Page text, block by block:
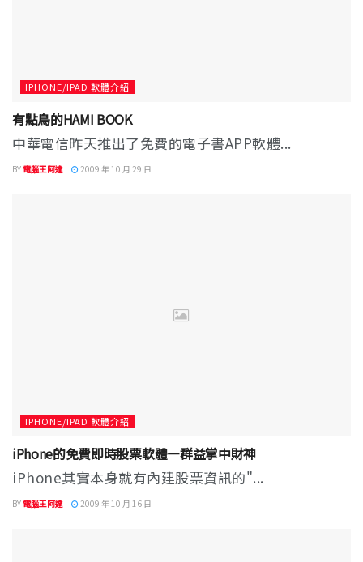
IPHONE/IPAD 軟體介紹
有點鳥的HAMI BOOK
中華電信昨天推出了免費的電子書APP軟體...
BY 電腦王阿達 2009 年 10 月 29 日
IPHONE/IPAD 軟體介紹
iPhone的免費即時股票軟體—群益掌中財神
iPhone其實本身就有內建股票資訊的"...
BY 電腦王阿達 2009 年 10 月 16 日